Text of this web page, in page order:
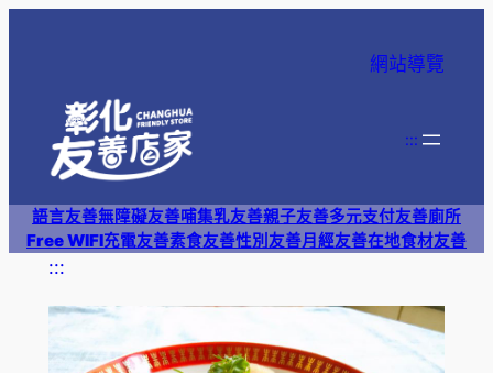
網站導覽
:::
語言友善無障礙友善哺集乳友善親子友善多元支付友善廁所
Free WIFI充電友善素食友善性別友善月經友善在地食材友善
:::